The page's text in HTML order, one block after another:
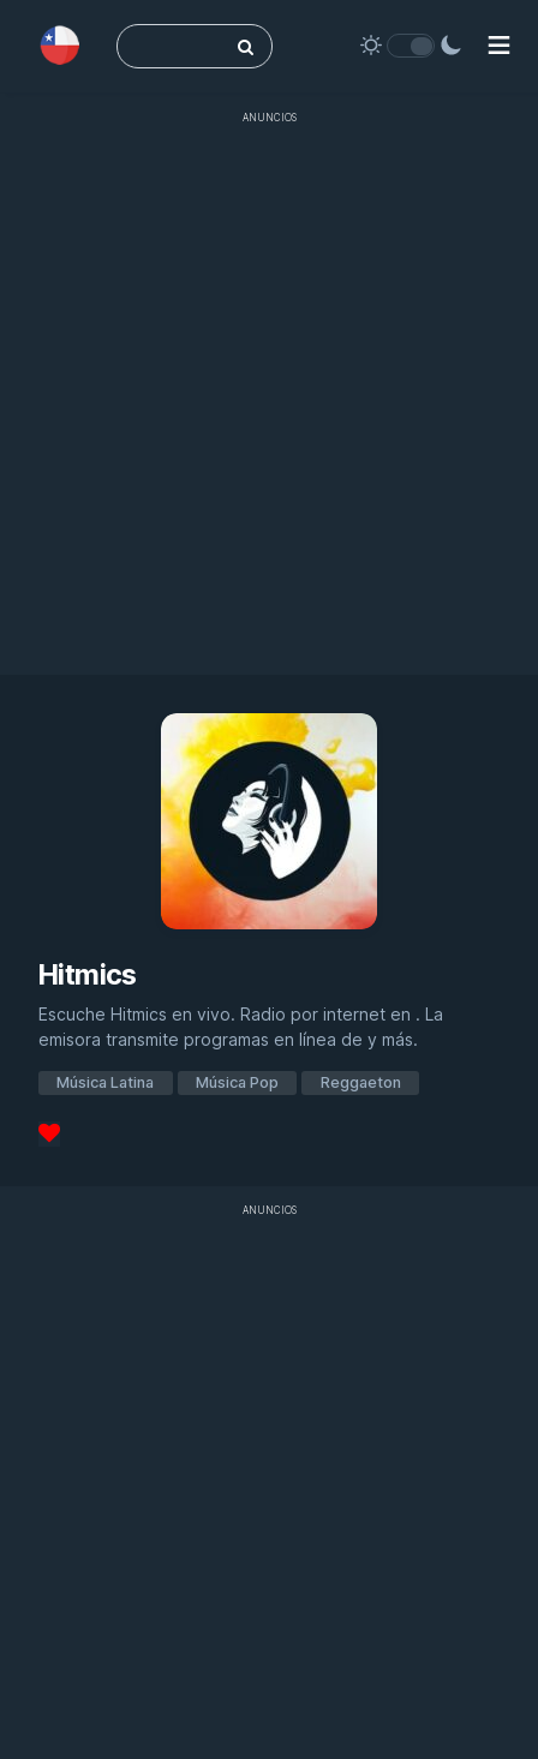
Buscar:
ANUNCIOS
Hitmics
Escuche Hitmics en vivo. Radio por internet en . La
emisora transmite programas en línea de y más.
Música Latina Música Pop Reggaeton
ANUNCIOS